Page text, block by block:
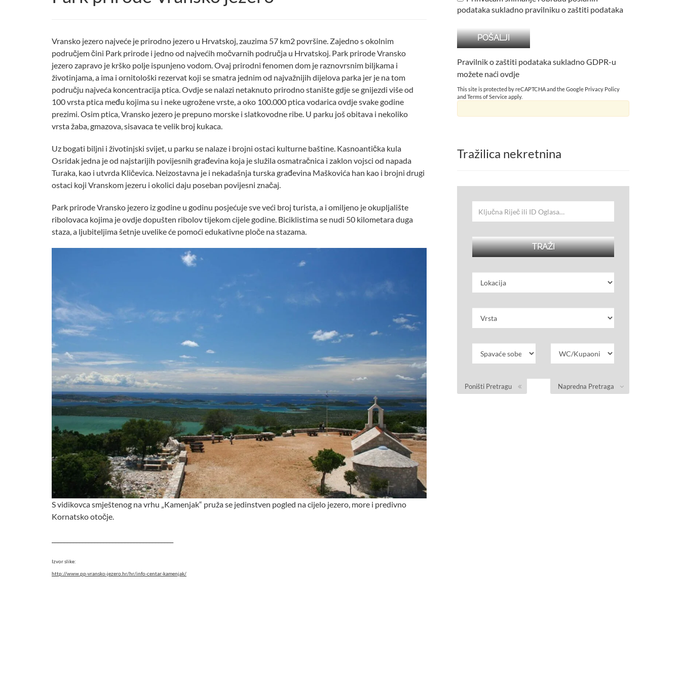
Vransko jezero najveće je prirodno jezero u Hrvatskoj, zauzima 57 km2 površine. Zajedno s okolnim
područjem čini Park prirode i jedno od najvećih močvarnih područja u Hrvatskoj. Park prirode Vransko
jezero zapravo je krško polje ispunjeno vodom. Ovaj prirodni fenomen dom je raznovrsnim biljkama i
životinjama, a ima i ornitološki rezervat koji se smatra jednim od najvažnijih dijelova parka jer je na tom
području najveća koncentracija ptica. Ovdje se nalazi netaknuto prirodno stanište gdje se gnijezdi više od
100 vrsta ptica među kojima su i neke ugrožene vrste, a oko 100.000 ptica vodarica ovdje svake godine
prezimi. Osim ptica, Vransko jezero je prepuno morske i slatkovodne ribe. U parku još obitava i nekoliko
vrsta žaba, gmazova, sisavaca te velik broj kukaca.
Uz bogati biljni i životinjski svijet, u parku se nalaze i brojni ostaci kulturne baštine. Kasnoantička kula
Osridak jedna je od najstarijih povijesnih građevina koja je služila osmatračnica i zaklon vojsci od napada
Turaka, kao i utvrda Kličevica. Neizostavna je i nekadašnja turska građevina Maškovića han kao i brojni drugi
ostaci koji Vranskom jezeru i okolici daju poseban povijesni značaj.
Park prirode Vransko jezero iz godine u godinu posjećuje sve veći broj turista, a i omiljeno je okupljalište
ribolovaca kojima je ovdje dopušten ribolov tijekom cijele godine. Biciklistima se nudi 50 kilometara duga
staza, a ljubiteljima šetnje uvelike će pomoći edukativne ploče na stazama.
S vidikovca smještenog na vrhu „Kamenjak“ pruža se jedinstven pogled na cijelo jezero, more i predivno
Kornatsko otočje.
Izvor slike:
http://www.pp-vransko-jezero.hr/hr/info-centar-kamenjak/
podataka sukladno pravilniku o zaštiti podataka
Pravilnik o zaštiti podataka sukladno GDPR-u
možete naći ovdje
This site is protected by reCAPTCHA and the Google Privacy Policy
andTerms of Serviceapply.
Tražilica nekretnina
Napredna Pretraga
Poništi Pretragu